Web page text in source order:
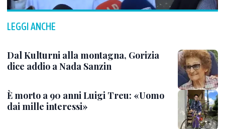
LEGGI ANCHE
Dal Kulturni alla montagna, Gorizia
dice addio a Nada Sanzin
È morto a 90 anni Luigi Treu: «Uomo
dai mille interessi»